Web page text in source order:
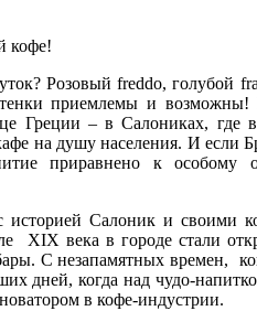
Розовый freddo, голубой
приемлемы и возможны!
Греции – в Салониках, где
на душу населения. И если
приравнено к особому
историей Салоник и своими
XIX века в городе стали
С незапамятных времен,
дней, когда над чудо-
в кофе-индустрии.